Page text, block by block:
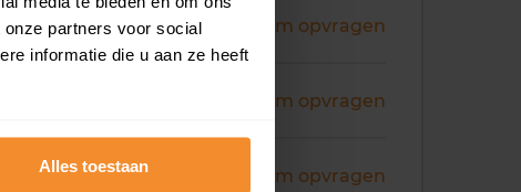
partners voor social
informatie die u aan ze heeft
Alles toestaan
2026 Koopsom opvragen
Koopsom opvragen
juni 2026 Koopsom opvragen